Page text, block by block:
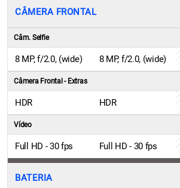
CÂMERA FRONTAL
Câm. Selfie
8 MP, f/2.0, (wide) 8 MP, f/2.0, (wide)
Câmera Frontal - Extras
HDR HDR
Vídeo
Full HD - 30 fps Full HD - 30 fps
BATERIA